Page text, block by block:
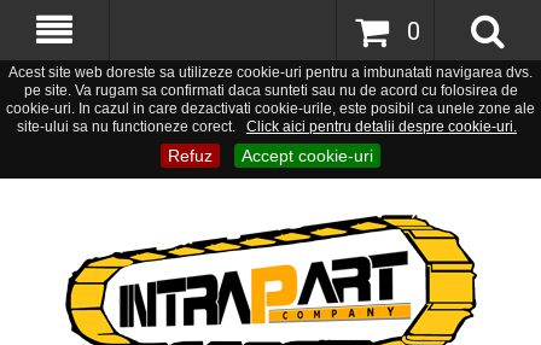
Acest site web doreste sa utilizeze cookie-uri pentru a imbunatati navigarea dvs.
pe site. Va rugam sa confirmati daca sunteti sau nu de acord cu folosirea de
cookie-uri. In cazul in care dezactivati cookie-urile, este posibil ca unele zone ale
site-ului sa nu functioneze corect.
Click aici pentru detalii despre cookie-uri.
Refuz Accept cookie-uri
0